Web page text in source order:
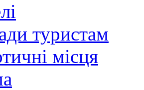
туристам
місця